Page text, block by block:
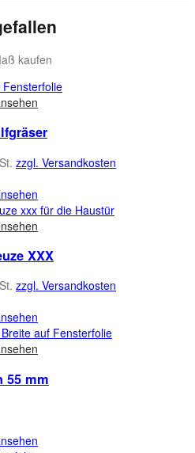
kaufen
zzgl. Versandkosten
XXX
zzgl. Versandkosten
55 mm